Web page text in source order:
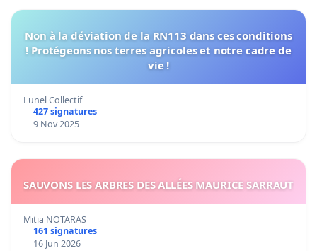
Non à la déviation de la RN113 dans ces conditions
! Protégeons nos terres agricoles et notre cadre de
vie !
Lunel Collectif
427 signatures
9 Nov 2025
SAUVONS LES ARBRES DES ALLÉES MAURICE SARRAUT
Mitia NOTARAS
161 signatures
16 Jun 2026